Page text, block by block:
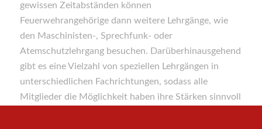
gewissen Zeitabständen können
Feuerwehrangehörige dann weitere Lehrgänge, wie
den Maschinisten-, Sprechfunk- oder
Atemschutzlehrgang besuchen. Darüberhinausgehend
gibt es eine Vielzahl von speziellen Lehrgängen in
unterschiedlichen Fachrichtungen, sodass alle
Mitglieder die Möglichkeit haben ihre Stärken sinnvoll